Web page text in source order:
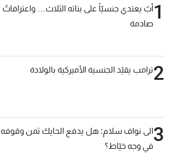
1أبٌ يعتدي جنسيّاً على بناته الثلاث… واعترافاتٌ
صادمة
2ترامب يقيّد الجنسية الأميركية بالولادة
3الى نواف سلام: هل يدفع الحايك ثمن وقوفه
في وجه خيّاط؟